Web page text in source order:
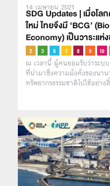
14 เมษายน 2021
SDG Updates | เมื่อโล
ใหม่ ไทยจึงมี ‘BCG’
Economy) เป็นวาระแห่
ณ เวลานี้ ผู้คนยอมรับว่าระบ
ที่นำมาซึ่งความมั่งคั่งของนา
ทรัพยากรธรรมชาติไปใช้อย่า